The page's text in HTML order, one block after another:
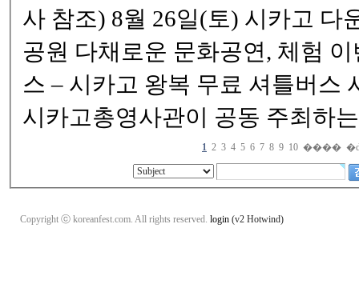
사 참조) 8월 26일(토) 시카고 다운타운 매기데일리
공원 다채로운 문화공연, 체험 이벤트, 먹거리 나일
스 – 시카고 왕복 무료 셔틀버스 시카고한인회와 주
시카고총영사관이 공동 주최하
1 2 3 4 5 6 7 8 9 10 ����
Copyright ⓒ koreanfest.com. All rights reserved. login (v2 Hotwind)